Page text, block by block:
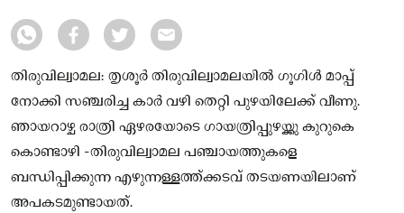
തിരുവില്വാമല: തൃശൂർ തിരുവില്വാമലയിൽ ഗൂഗിൾ മാപ്പ്
നോക്കി സഞ്ചരിച്ച കാർ വഴി തെറ്റി പുഴയിലേക്ക് വീണു.
ഞായറാഴ്ച രാത്രി ഏഴരയോടെ ഗായത്രിപ്പുഴയ്ക്കു കുറുകെ
കൊണ്ടാഴി -തിരുവില്വാമല പഞ്ചായത്തുകളെ
ബന്ധിപ്പിക്കുന്ന എഴുന്നള്ളത്ത്ക്കടവ് തടയണയിലാണ്
അപകടമുണ്ടായത്.